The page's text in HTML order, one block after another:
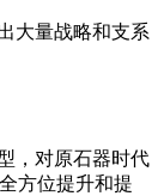
大量战略和支系
，对原石器时代
方位提升和提